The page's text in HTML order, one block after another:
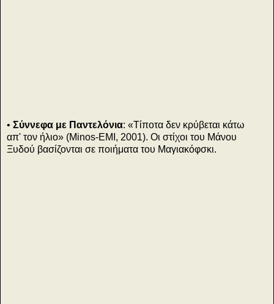
• Σύννεφα με Παντελόνια: «Τίποτα δεν κρύβεται κάτω
απ' τον ήλιο» (Minos-EMI, 2001). Οι στίχοι του Μάνου
Ξυδού βασίζονται σε ποιήματα του Μαγιακόφσκι.